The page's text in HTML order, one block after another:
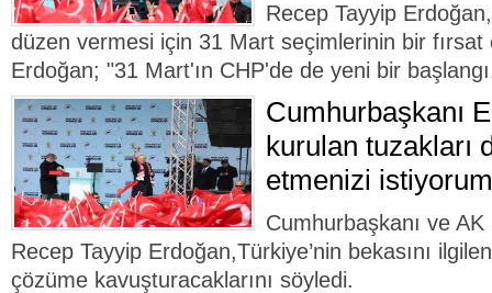
Recep Tayyip
düzen vermesi için 31 Mart seçimlerinin bir fırsat
Erdoğan; "31 Mart'ın CHP'de de yeni bir
Cumhurbaşkanı
kurulan tuzakları
etmenizi
Cumhurbaşkanı ve
Recep Tayyip Erdoğan,Türkiye’nin bekasını
çözüme kavuşturacaklarını söyledi.